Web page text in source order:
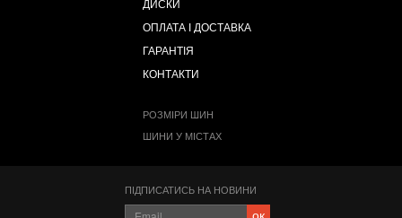
ДИСКИ
ОПЛАТА І ДОСТАВКА
ГАРАНТІЯ
КОНТАКТИ
РОЗМІРИ ШИН
ШИНИ У МІСТАХ
ПІДПИСАТИСЬ НА НОВИНИ
ок